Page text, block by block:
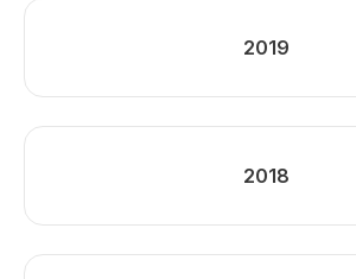
2019
2018